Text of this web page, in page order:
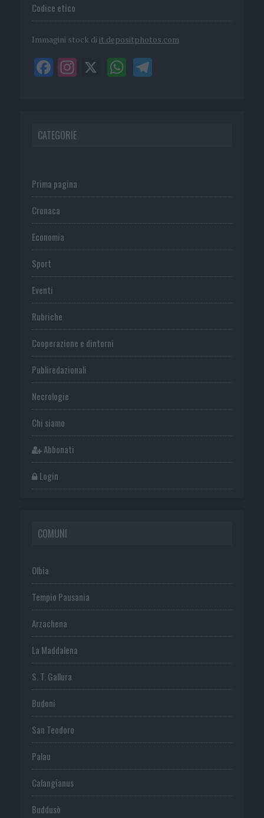
Codice etico
Immagini stock di it.depositphotos.com
CATEGORIE
Prima pagina
Cronaca
Economia
Sport
Eventi
Rubriche
Cooperazione e dintorni
Publiredazionali
Necrologie
Chi siamo
Abbonati
Login
COMUNI
Olbia
Tempio Pausania
Arzachena
La Maddalena
S. T. Gallura
Budoni
San Teodoro
Palau
Calangianus
Buddusò